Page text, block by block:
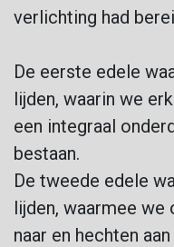
verlichting had
De eerste edele
lijden, waarin we
een integraal
bestaan.
De tweede edele
lijden, waarmee we
naar en hechten